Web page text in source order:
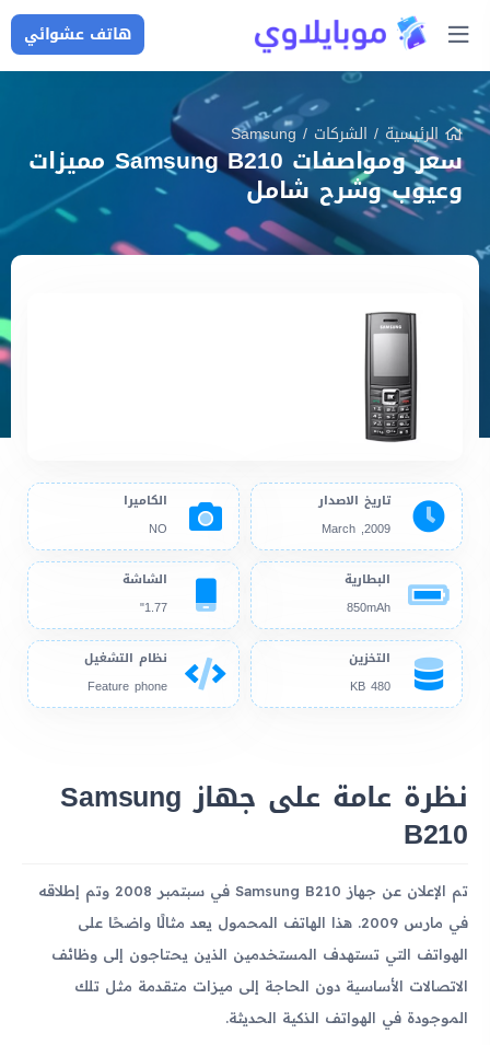
هاتف عشوائي
الرئيسية/ الشركات /
Samsung
سعر ومواصفات Samsung B210 مميزات
وعيوب وشرح شامل
تاريخ الاصدار
2009, March
الكاميرا
NO
البطارية
850mAh
الشاشة
1.77"
التخزين
480 KB
نظام التشغيل
Feature phone
نظرة عامة على جهاز Samsung
B210
تم الإعلان عن جهاز Samsung B210 في سبتمبر 2008 وتم إطلاقه
في مارس 2009. هذا الهاتف المحمول يعد مثالًا واضحًا على
الهواتف التي تستهدف المستخدمين الذين يحتاجون إلى وظائف
الاتصالات الأساسية دون الحاجة إلى ميزات متقدمة مثل تلك
الموجودة في الهواتف الذكية الحديثة.